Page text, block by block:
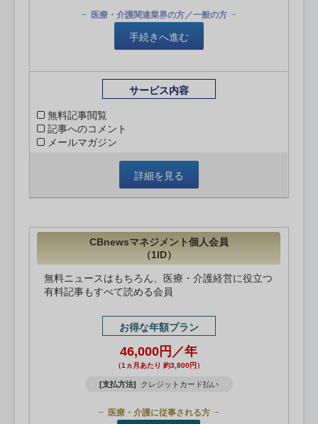
医療・介護関連業界の方／一般の方
手続きへ進む
サービス内容
無料記事閲覧
記事へのコメント
メールマガジン
詳細を見る
CBnewsマネジメント個人会員
（1ID）
無料ニュースはもちろん、医療・介護経営に役立つ
有料記事もすべて読める会員
お得な年額プラン
46,000円／年
（1ヵ月あたり 約3,800円）
[支払方法] クレジットカード払い
医療・介護に従事される方